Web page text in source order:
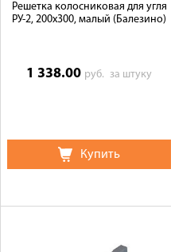
Решетка колосниковая для угля
РУ-2, 200х300, малый (Балезино)
1 338.00 руб.за штуку
Купить